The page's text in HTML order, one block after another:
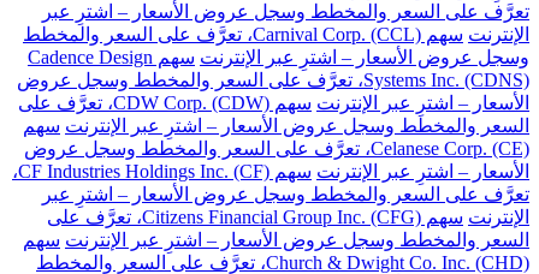
تعرَّف على السعر والمخطط وسجل عروض الأسعار – اشترِ عبر
الإنترنت
سهم Carnival Corp. (CCL)، تعرَّف على السعر والمخطط
وسجل عروض الأسعار – اشترِ عبر الإنترنت
سهم Cadence Design
Systems Inc. (CDNS)، تعرَّف على السعر والمخطط وسجل عروض
الأسعار – اشترِ عبر الإنترنت
سهم CDW Corp. (CDW)، تعرَّف على
السعر والمخطط وسجل عروض الأسعار – اشترِ عبر الإنترنت سهم
Celanese Corp. (CE)، تعرَّف على السعر والمخطط وسجل عروض
الأسعار – اشترِ عبر الإنترنت
سهم CF Industries Holdings Inc. (CF)،
تعرَّف على السعر والمخطط وسجل عروض الأسعار – اشترِ عبر
الإنترنت
سهم Citizens Financial Group Inc. (CFG)، تعرَّف على
السعر والمخطط وسجل عروض الأسعار – اشترِ عبر الإنترنت سهم
Church & Dwight Co. Inc. (CHD)، تعرَّف على السعر والمخطط